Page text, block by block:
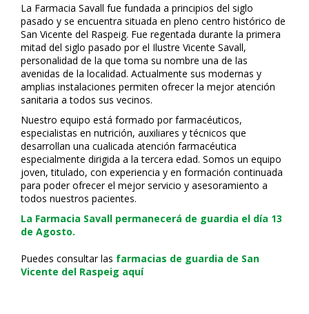
La Farmacia Savall fue fundada a principios del siglo
pasado y se encuentra situada en pleno centro histórico de
San Vicente del Raspeig. Fue regentada durante la primera
mitad del siglo pasado por el Ilustre Vicente Savall,
personalidad de la que toma su nombre una de las
avenidas de la localidad. Actualmente sus modernas y
amplias instalaciones permiten ofrecer la mejor atención
sanitaria a todos sus vecinos.
Nuestro equipo está formado por farmacéuticos,
especialistas en nutrición, auxiliares y técnicos que
desarrollan una cualificada atención farmacéutica
especialmente dirigida a la tercera edad. Somos un equipo
joven, titulado, con experiencia y en formación continuada
para poder ofrecer el mejor servicio y asesoramiento a
todos nuestros pacientes.
La Farmacia Savall permanecerá de guardia el día 13
de Agosto.
Puedes consultar las farmacias de guardia de San
Vicente del Raspeig aquí